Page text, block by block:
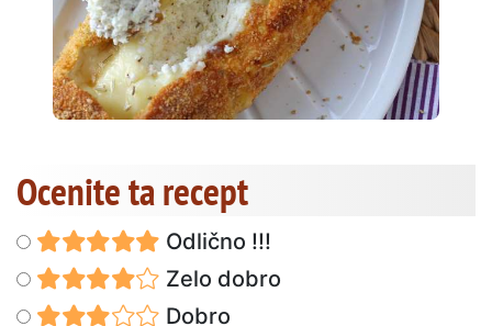
Ocenite ta recept
Odlično !!!
Zelo dobro
Dobro